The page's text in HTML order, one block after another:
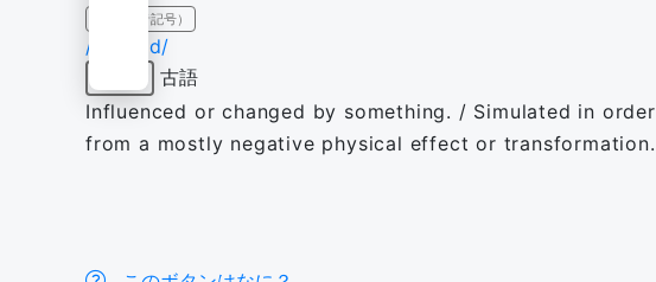
IPA（発音記号）
/əˈfɛktɪd/
古語
Influenced or changed by something. / Simulated in
from a mostly negative physical effect or transformation.